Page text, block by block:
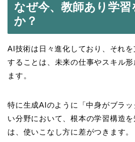
なぜ今、教師あり学習
か？
AI技術は日々進化しており、それ
することは、未来の仕事やスキル
ます。
特に生成AIのように「中身がブラ
い分野において、根本の学習構造
は、使いこなし方に差がつきます。